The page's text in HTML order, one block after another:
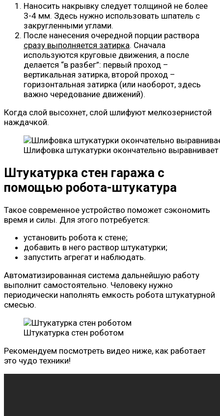
Наносить накрывку следует толщиной не более
3-4 мм. Здесь нужно использовать шпатель с
закругленными углами.
После нанесения очередной порции раствора
сразу выполняется затирка. Сначала
используются круговые движения, а после
делается “в разбег”: первый проход –
вертикальная затирка, второй проход –
горизонтальная затирка (или наоборот, здесь
важно чередование движений).
Когда слой высохнет, слой шлифуют мелкозернистой
наждачкой.
Шлифовка штукатурки окончательно выравнивает
Штукатурка стен гаража с
помощью робота-штукатура
Такое современное устройство поможет сэкономить
время и силы. Для этого потребуется:
установить робота к стене;
добавить в него раствор штукатурки;
запустить агрегат и наблюдать.
Автоматизированная система дальнейшую работу
выполнит самостоятельно. Человеку нужно
периодически наполнять емкость робота штукатурной
смесью.
Штукатурка стен роботом
Рекомендуем посмотреть видео ниже, как работает
это чудо техники!